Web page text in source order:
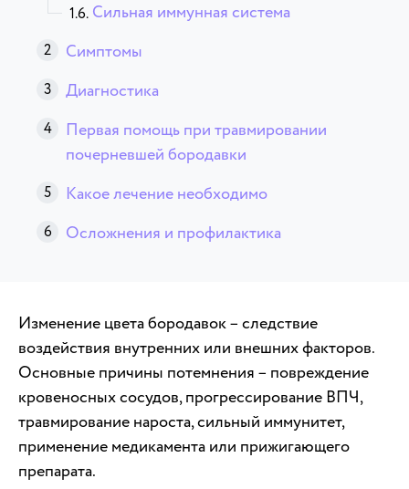
Сильная иммунная система
Симптомы
Диагностика
Первая помощь при травмировании
почерневшей бородавки
Какое лечение необходимо
Осложнения и профилактика
Изменение цвета бородавок – следствие
воздействия внутренних или внешних факторов.
Основные причины потемнения – повреждение
кровеносных сосудов, прогрессирование ВПЧ,
травмирование нароста, сильный иммунитет,
применение медикамента или прижигающего
препарата.